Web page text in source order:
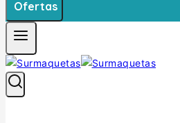
Ofertas